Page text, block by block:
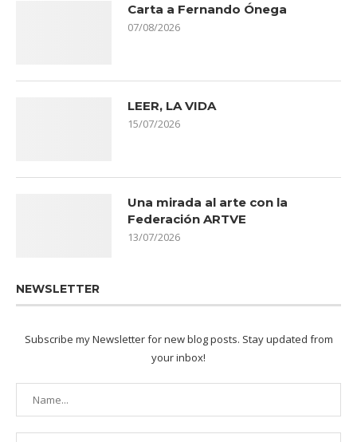
Carta a Fernando Ónega
07/08/2026
LEER, LA VIDA
15/07/2026
Una mirada al arte con la
Federación ARTVE
13/07/2026
NEWSLETTER
Subscribe my Newsletter for new blog posts. Stay updated from
your inbox!